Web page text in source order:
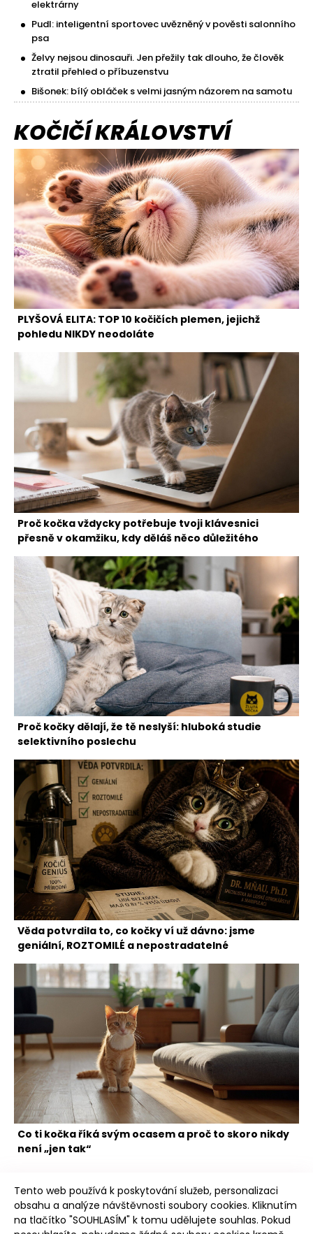
elektrárny
Pudl: inteligentní sportovec uvězněný v pověsti salonního
psa
Želvy nejsou dinosauři. Jen přežily tak dlouho, že člověk
ztratil přehled o příbuzenstvu
Bišonek: bílý obláček s velmi jasným názorem na samotu
KOČIČÍ KRÁLOVSTVÍ
PLYŠOVÁ ELITA: TOP 10 kočičích plemen, jejichž
pohledu NIKDY neodoláte
Proč kočka vždycky potřebuje tvoji klávesnici
přesně v okamžiku, kdy děláš něco důležitého
Proč kočky dělají, že tě neslyší: hluboká studie
selektivního poslechu
Věda potvrdila to, co kočky ví už dávno: jsme
geniální, ROZTOMILÉ a nepostradatelné
Co ti kočka říká svým ocasem a proč to skoro nikdy
není „jen tak“
Tento web používá k poskytování služeb, personalizaci
obsahu a analýze návštěvnosti soubory cookies. Kliknutím
na tlačítko "SOUHLASÍM" k tomu udělujete souhlas. Pokud